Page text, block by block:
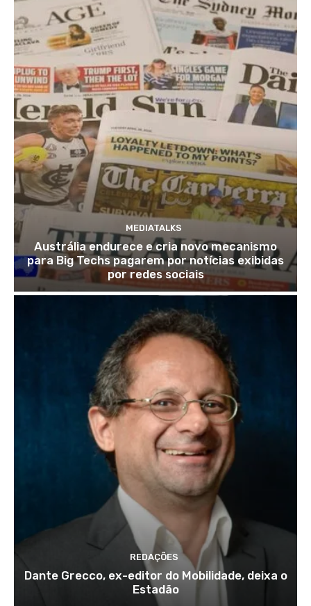
MEDIATALKS
Austrália endurece e cria novo mecanismo
para Big Techs pagarem por notícias exibidas
por redes sociais
REDAÇÕES
Dante Grecco, ex-editor do Mobilidade, deixa o
Estadão